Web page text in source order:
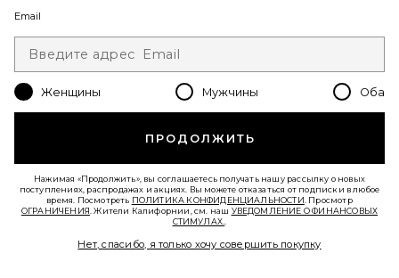
Favorite МАКСИ ПЛАТЬЕ DISTRICT
Email
Женщины Мужчины Оба
ПРОДОЛЖИТЬ
Нажимая «Продолжить», вы соглашаетесь получать нашу рассылку о новых
поступлениях, распродажах и акциях. Вы можете отказаться от подписки в любое
время. Посмотреть ПОЛИТИКА КОНФИДЕНЦИАЛЬНОСТИ . Просмотр
ОГРАНИЧЕНИЯ . Жители Калифорнии, см. наш УВЕДОМЛЕНИЕ О ФИНАНСОВЫХ
СТИМУЛАХ.
Нет, спасибо, я только хочу совершить покупку